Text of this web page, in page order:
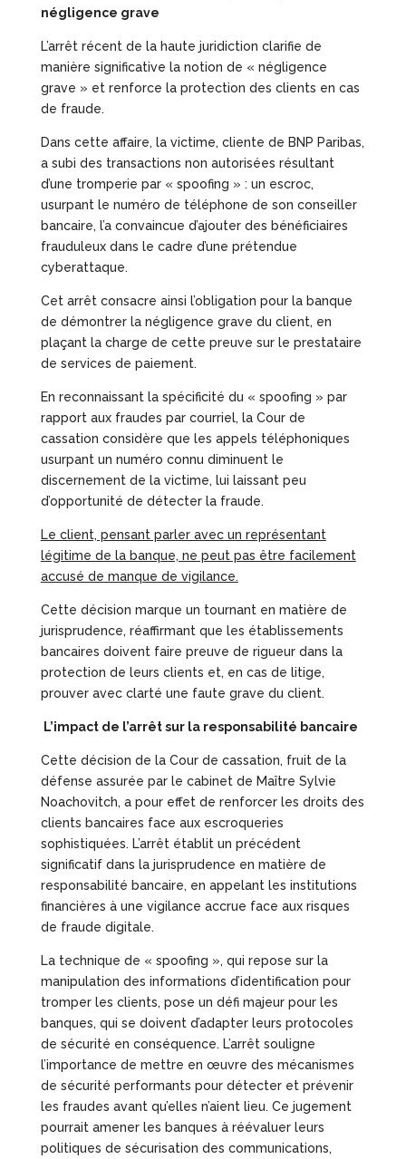
négligence grave
L’arrêt récent de la haute juridiction clarifie de
manière significative la notion de « négligence
grave » et renforce la protection des clients en cas
de fraude.
Dans cette affaire, la victime, cliente de BNP Paribas,
a subi des transactions non autorisées résultant
d’une tromperie par « spoofing » : un escroc,
usurpant le numéro de téléphone de son conseiller
bancaire, l’a convaincue d’ajouter des bénéficiaires
frauduleux dans le cadre d’une prétendue
cyberattaque.
Cet arrêt consacre ainsi l’obligation pour la banque
de démontrer la négligence grave du client, en
plaçant la charge de cette preuve sur le prestataire
de services de paiement.
En reconnaissant la spécificité du « spoofing » par
rapport aux fraudes par courriel, la Cour de
cassation considère que les appels téléphoniques
usurpant un numéro connu diminuent le
discernement de la victime, lui laissant peu
d’opportunité de détecter la fraude.
Le client, pensant parler avec un représentant
légitime de la banque, ne peut pas être facilement
accusé de manque de vigilance.
Cette décision marque un tournant en matière de
jurisprudence, réaffirmant que les établissements
bancaires doivent faire preuve de rigueur dans la
protection de leurs clients et, en cas de litige,
prouver avec clarté une faute grave du client.
L’impact de l’arrêt sur la responsabilité bancaire
Cette décision de la Cour de cassation, fruit de la
défense assurée par le cabinet de Maître Sylvie
Noachovitch, a pour effet de renforcer les droits des
clients bancaires face aux escroqueries
sophistiquées. L’arrêt établit un précédent
significatif dans la jurisprudence en matière de
responsabilité bancaire, en appelant les institutions
financières à une vigilance accrue face aux risques
de fraude digitale.
La technique de « spoofing », qui repose sur la
manipulation des informations d’identification pour
tromper les clients, pose un défi majeur pour les
banques, qui se doivent d’adapter leurs protocoles
de sécurité en conséquence. L’arrêt souligne
l’importance de mettre en œuvre des mécanismes
de sécurité performants pour détecter et prévenir
les fraudes avant qu’elles n’aient lieu. Ce jugement
pourrait amener les banques à réévaluer leurs
politiques de sécurisation des communications,